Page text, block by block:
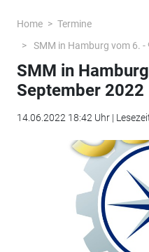
Home
Termine
SMM in Hamburg vom 6. -
SMM in
September 2022
14.06.2022 18:42 Uhr |